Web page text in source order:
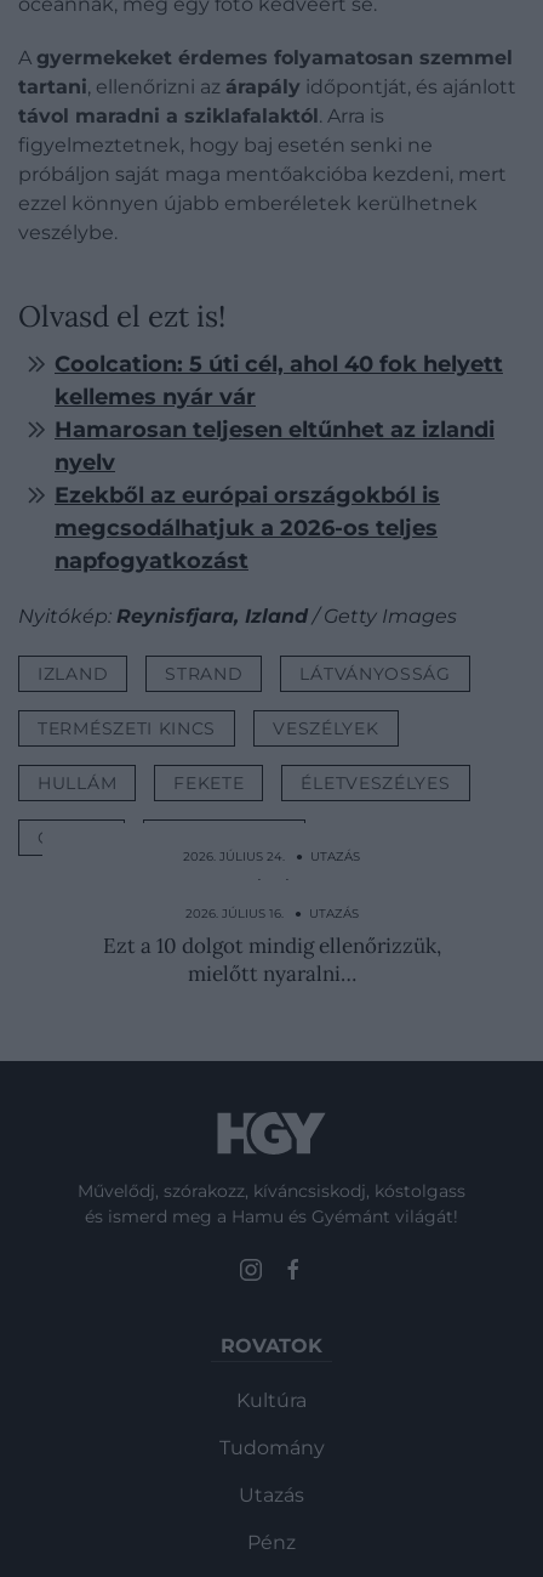
A gyermekeket érdemes folyamatosan szemmel
tartani, ellenőrizni az árapály időpontját, és ajánlott
távol maradni a sziklafalaktól. Arra is
figyelmeztetnek, hogy baj esetén senki ne
próbáljon saját maga mentőakcióba kezdeni, mert
ezzel könnyen újabb emberéletek kerülhetnek
veszélybe.
Olvasd el ezt is!
Coolcation: 5 úti cél, ahol 40 fok helyett
kellemes nyár vár
Hamarosan teljesen eltűnhet az izlandi
nyelv
Ezekből az európai országokból is
megcsodálhatjuk a 2026-os teljes
napfogyatkozást
Nyitókép: Reynisfjara, Izland / Getty Images
IZLAND STRAND LÁTVÁNYOSSÁG
TERMÉSZETI KINCS VESZÉLYEK
HULLÁM FEKETE ÉLETVESZÉLYES
ÓCEÁN
2026. JÚLIUS 24. ● UTAZÁS
Nem véletlenül imádják a magyarok: ez a
főváros lett Európa…
2026. JÚLIUS 16. ● UTAZÁS
Ezt a 10 dolgot mindig ellenőrizzük,
mielőtt nyaralni…
Művelődj, szórakozz, kíváncsiskodj, kóstolgass
és ismerd meg a Hamu és Gyémánt világát!
ROVATOK
Kultúra
Tudomány
Utazás
Pénz